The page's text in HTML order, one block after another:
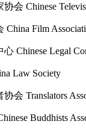
会 Chinese
Film
Chinese Legal
Law Society
协会 Translators
Buddhists